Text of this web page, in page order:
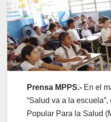
Prensa MPPS.- En el
“Salud va a la
Popular Para la Salud